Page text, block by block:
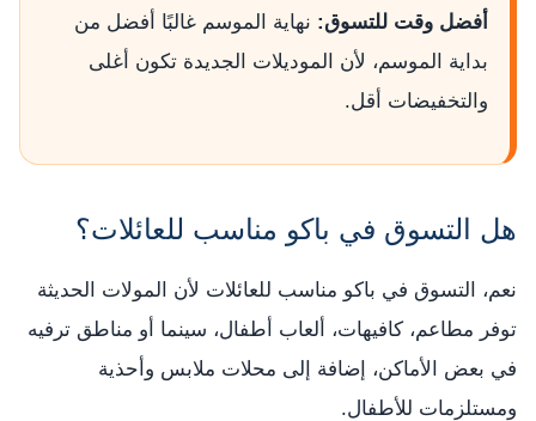
أفضل وقت للتسوق: نهاية الموسم غالبًا أفضل من
بداية الموسم، لأن الموديلات الجديدة تكون أغلى
والتخفيضات أقل.
هل التسوق في باكو مناسب للعائلات؟
نعم، التسوق في باكو مناسب للعائلات لأن المولات الحديثة
توفر مطاعم، كافيهات، ألعاب أطفال، سينما أو مناطق ترفيه
في بعض الأماكن، إضافة إلى محلات ملابس وأحذية
ومستلزمات للأطفال.